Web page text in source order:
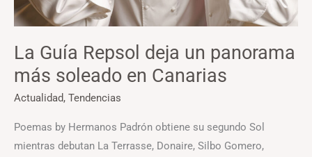
La Guía Repsol deja un panorama
más soleado en Canarias
Actualidad, Tendencias
Poemas by Hermanos Padrón obtiene su segundo Sol
mientras debutan La Terrasse, Donaire, Silbo Gomero,